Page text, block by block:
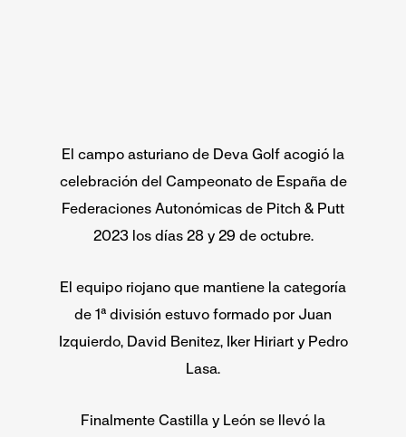
El campo asturiano de Deva Golf acogió la
celebración del Campeonato de España de
Federaciones Autonómicas de Pitch & Putt
2023 los días 28 y 29 de octubre.
El equipo riojano que mantiene la categoría
de 1ª división estuvo formado por Juan
Izquierdo, David Benitez, Iker Hiriart y Pedro
Lasa.
Finalmente Castilla y León se llevó la